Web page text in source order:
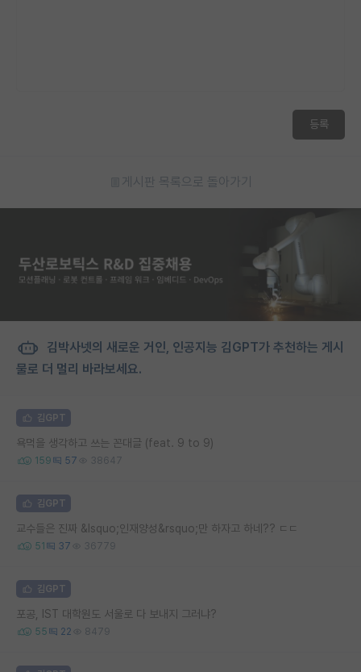
등록
게시판 목록으로 돌아가기
김박사넷의 새로운 거인, 인공지능 김GPT가 추천하는 게시
물로 더 멀리 바라보세요.
김GPT
욕먹을 생각하고 쓰는 꼰대글 (feat. 9 to 9)
159 57 38647
김GPT
교수들은 진짜 &lsquo;인재양성&rsquo;만 하자고 하네?? ㄷㄷ
51 37 36779
김GPT
포공, IST 대학원도 서울로 다 보내지 그러냐?
55 22 8479